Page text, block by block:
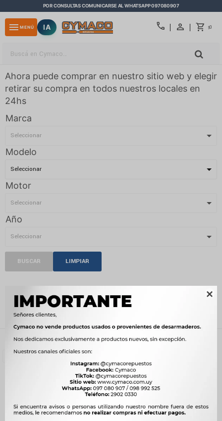

POR CONSULTAS COMUNICARSE AL WHATSAPP 097080907
call $0
menu MENÚ IA
Ahora puede comprar en nuestro sitio web y elegir
retirar su compra en todos nuestros locales en
24hs
Marca
Modelo
Motor
Año
BUSCAR LIMPIAR
Filtrando por: Iluminación Lámpara
Quitar filtros
close